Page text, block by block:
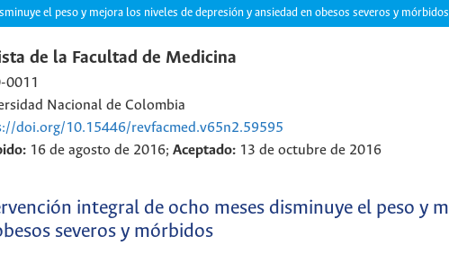
el peso y mejora los niveles de depresión y ansiedad en obesos severos y mórbidos